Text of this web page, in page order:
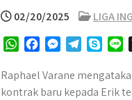
02/20/2025
LIGA
W
a
t
c
e
s
s
l
e
y
p
n
e
Raphael Varane
kontrak baru kepada Erik